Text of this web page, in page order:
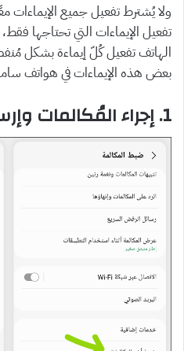
ولا يُشترط تفعيل جميع
تفعيل الإيماءات التي تحتاجها
الهاتف تفعيل كُلّ إيماءة بشكل
بعض هذه الإيماءات في هواتف
1. إجراء المُكالمات وإرسال الرسائل النصّية